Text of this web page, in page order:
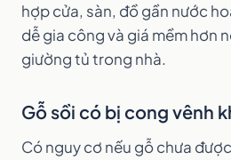
hợp cửa, sàn, đồ gần nước
dễ gia công và giá mềm hơn
giường tủ trong nhà.
Gỗ sồi có bị cong vênh
Có nguy cơ nếu gỗ chưa